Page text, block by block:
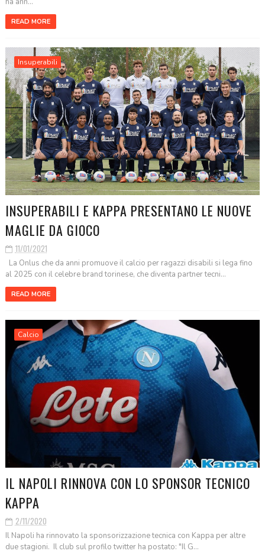
READ MORE
Insuperabili
INSUPERABILI E KAPPA PRESENTANO LE NUOVE
MAGLIE DA GIOCO
11/01/2021
La Onlus che da anni promuove il calcio per ragazzi disabili si lega fino
al 2025 con il celebre brand torinese, che diventa partner tecni...
READ MORE
Calcio
IL NAPOLI RINNOVA CON LO SPONSOR TECNICO
KAPPA
2/11/2020
Il Napoli ha rinnovato la sponsorizzazione tecnica con Kappa per altre
due stagioni. Il club sul profilo twitter ha postato: "Il G...